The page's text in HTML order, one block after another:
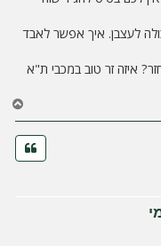
לעצבן. איך אפשר לאבד
איזה זר טוב במכבי ת"א